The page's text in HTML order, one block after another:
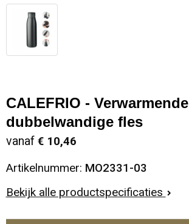
CALEFRIO - Verwarmende
dubbelwandige fles
vanaf € 10,46
Artikelnummer: MO2331-03
Bekijk alle productspecificaties